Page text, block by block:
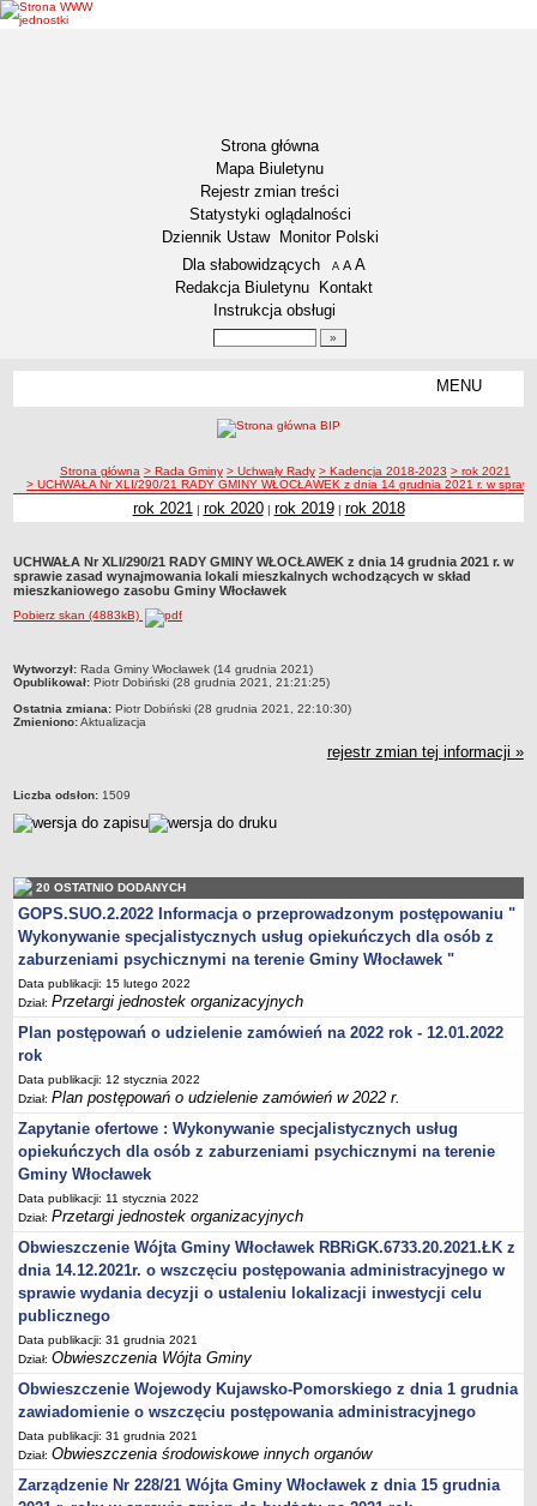
Strona główna
Mapa Biuletynu
Rejestr zmian treści
Statystyki oglądalności
Dziennik Ustaw
Monitor Polski
Menu dodatkowe
Dla słabowidzących A pomniejsz czcionkę
A standardowy rozmiar czcionki
A
Redakcja Biuletynu
Kontakt
Instrukcja obsługi
MENU
Symbole Gminy Włocławek
Statut Gminy
Przewodniczący Rady
Skład Rady
Komisje Rady Gminy
Protokoły z sesji
Oświadczenia majątkowe
Odpowiedzi na zapytania
URZĄD GMINY
Wójt Gminy
Skarbnik Gminy
Sekretarz Gminy
Zarządzenia Kierownika Urzędu
Baza Aktów Własnych
Regulamin Pracy Urzędu
Regulamin Organizacyjny
Oświadczenia majątkowe
e-Urząd
PRZETARGI
Przetargi własne Urzędu
Przetargi jednostek organizacyjnych
Archiwum 2008-2010
Zamówienia publiczne do kwoty 30 tyś. euro
Plan postępowań o udzielenie zamówień w 2022 r.
Plan postępowań o udzielenie zamówień w 2021 r.
Plan postępowań o udzielenie zamówień w 2020 r.
ścieżka nawigacji
Strona główna > Rada Gminy > Uchwały Rady > Kadencja 2018-2023 > rok 2021
> UCHWAŁA Nr XLI/290/21 RADY GMINY WŁOCŁAWEK z dnia 14 grudnia 2021 r. w
rok 2021 | rok 2020| rok 2019| rok 2018
UCHWAŁA Nr XLI/290/21 RADY GMINY WŁOCŁAWEK z dnia 14 grudnia 2021 r. w
sprawie zasad wynajmowania lokali mieszkalnych wchodzących w skład
mieszkaniowego zasobu Gminy Włocławek
Pobierz skan (4883kB)
metryczka
Wytworzył: Rada Gminy Włocławek (14 grudnia 2021)
Opublikował: Piotr Dobiński (28 grudnia 2021, 21:21:25)
Ostatnia zmiana: Piotr Dobiński (28 grudnia 2021, 22:10:30)
Zmieniono:Aktualizacja
rejestr zmian tej informacji »
Liczba odsłon: 1509
20 OSTATNIO DODANYCH
GOPS.SUO.2.2022 Informacja o przeprowadzonym postępowaniu "
Wykonywanie specjalistycznych usług opiekuńczych dla osób z
zaburzeniami psychicznymi na terenie Gminy Włocławek "
Data publikacji: 15 lutego 2022
Dział:Przetargi jednostek organizacyjnych
Plan postępowań o udzielenie zamówień na 2022 rok - 12.01.2022
rok
Data publikacji: 12 stycznia 2022
Dział:Plan postępowań o udzielenie zamówień w 2022 r.
Zapytanie ofertowe : Wykonywanie specjalistycznych usług
opiekuńczych dla osób z zaburzeniami psychicznymi na terenie
Gminy Włocławek
Data publikacji: 11 stycznia 2022
Dział:Przetargi jednostek organizacyjnych
Obwieszczenie Wójta Gminy Włocławek RBRiGK.6733.20.2021.ŁK z
dnia 14.12.2021r. o wszczęciu postępowania administracyjnego w
sprawie wydania decyzji o ustaleniu lokalizacji inwestycji celu
publicznego
Data publikacji: 31 grudnia 2021
Dział:Obwieszczenia Wójta Gminy
Obwieszczenie Wojewody Kujawsko-Pomorskiego z dnia 1 grudnia
zawiadomienie o wszczęciu postępowania administracyjnego
Data publikacji: 31 grudnia 2021
Dział:Obwieszczenia środowiskowe innych organów
Zarządzenie Nr 228/21 Wójta Gminy Włocławek z dnia 15 grudnia